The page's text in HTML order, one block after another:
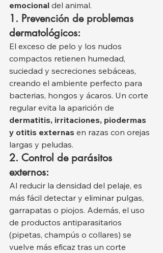
emocional del animal.
1. Prevención de problemas
dermatológicos:
El exceso de pelo y los nudos
compactos retienen humedad,
suciedad y secreciones sebáceas,
creando el ambiente perfecto para
bacterias, hongos y ácaros. Un corte
regular evita la aparición de
dermatitis, irritaciones, piodermas
y otitis externas en razas con orejas
largas y peludas.
2. Control de parásitos
externos:
Al reducir la densidad del pelaje, es
más fácil detectar y eliminar pulgas,
garrapatas o piojos. Además, el uso
de productos antiparasitarios
(pipetas, champús o collares) se
vuelve más eficaz tras un corte